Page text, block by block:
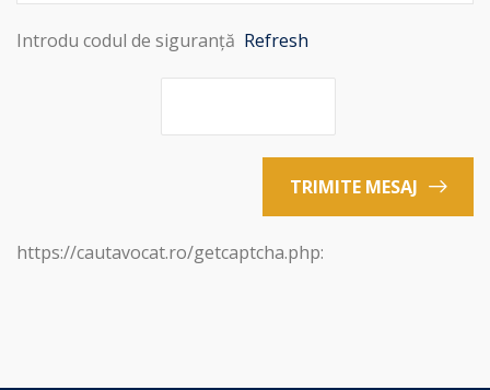
Introdu codul de siguranță Refresh
TRIMITE MESAJ
https://cautavocat.ro/getcaptcha.php: